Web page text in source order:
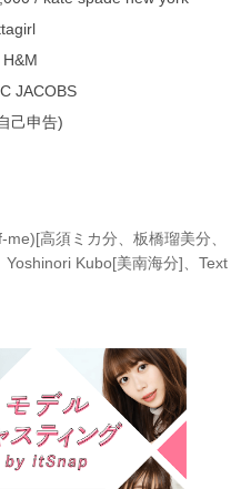
JACOBS
己申告)
高須ミカ分、板橋瑠美分、
Kubo[美南海分]、Text